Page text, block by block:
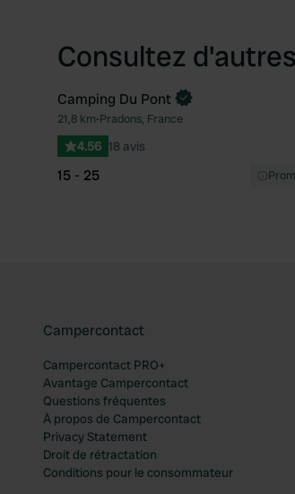
Consultez
Camping Du Pont
21,8 km•Pradons, France
4.56 18 avis
15 - 25
Campercontact
Campercontact PRO+
Avantage Campercontact
Questions fréquentes
À propos de Campercontact
Privacy Statement
Droit de rétractation
Conditions pour le consommateur